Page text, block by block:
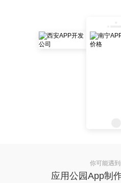
你可能遇
应用公园App制